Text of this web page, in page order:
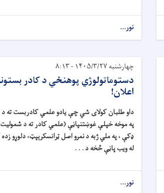
نور...
چهارشنبه ۱۴۰۵/۳/۲۷ - ۸:۱۳
دستوماتولوژي پوهنځي د کادر
اعلان!
داو طلبان کولای شي چې يادو علمي کادربست ته د
په موخه خپلې غوښتنپاڼې (علمي کادر ته د
ډکې ، په ملي ژبه د نمرو اصل ټرانسکرېپټ، دلوړو
له ويب پاڼې څخه د . . .
نور...